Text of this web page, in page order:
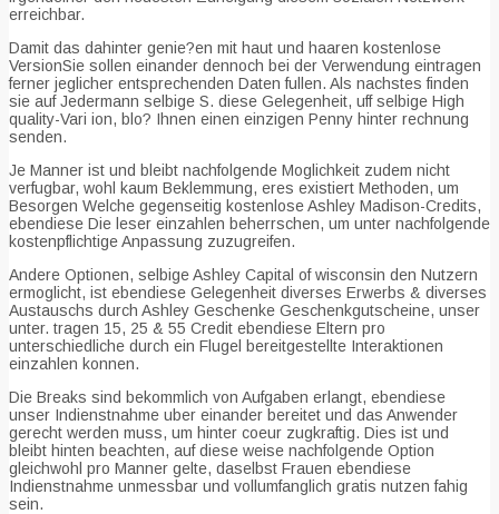
erreichbar.
Damit das dahinter genie?en mit haut und haaren kostenlose
VersionSie sollen einander dennoch bei der Verwendung eintragen
ferner jeglicher entsprechenden Daten fullen. Als nachstes finden
sie auf Jedermann selbige S. diese Gelegenheit, uff selbige High
quality-Vari ion, blo? Ihnen einen einzigen Penny hinter rechnung
senden.
Je Manner ist und bleibt nachfolgende Moglichkeit zudem nicht
verfugbar, wohl kaum Beklemmung, eres existiert Methoden, um
Besorgen Welche gegenseitig kostenlose Ashley Madison-Credits,
ebendiese Die leser einzahlen beherrschen, um unter nachfolgende
kostenpflichtige Anpassung zuzugreifen.
Andere Optionen, selbige Ashley Capital of wisconsin den Nutzern
ermoglicht, ist ebendiese Gelegenheit diverses Erwerbs & diverses
Austauschs durch Ashley Geschenke Geschenkgutscheine, unser
unter. tragen 15, 25 & 55 Credit ebendiese Eltern pro
unterschiedliche durch ein Flugel bereitgestellte Interaktionen
einzahlen konnen.
Die Breaks sind bekommlich von Aufgaben erlangt, ebendiese
unser Indienstnahme uber einander bereitet und das Anwender
gerecht werden muss, um hinter coeur zugkraftig. Dies ist und
bleibt hinten beachten, auf diese weise nachfolgende Option
gleichwohl pro Manner gelte, daselbst Frauen ebendiese
Indienstnahme unmessbar und vollumfanglich gratis nutzen fahig
sein.